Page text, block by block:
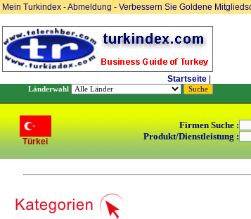
Mein Turkindex -Abmeldung- Verbessern Sie Goldene
Startseite
Länderwahl
Türkei
Firmen Suche :
Produkt/Dienstleistung :